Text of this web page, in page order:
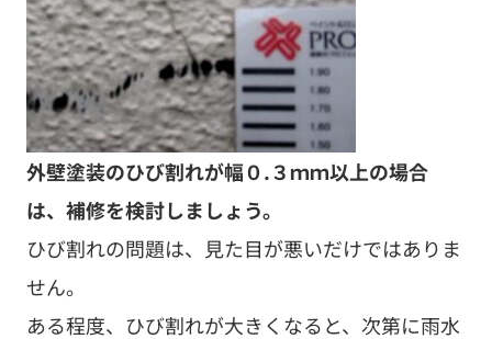
外壁塗装のひび割れが幅０.３ｍｍ以上の場合
は、補修を検討しましょう。
ひび割れの問題は、見た目が悪いだけではありま
せん。
ある程度、ひび割れが大きくなると、次第に雨水